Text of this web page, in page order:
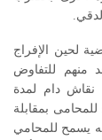
لحين الإفراج
منهم للتفاوض
نقاش دام لمدة
بمقابلة
يسمح للمحامي